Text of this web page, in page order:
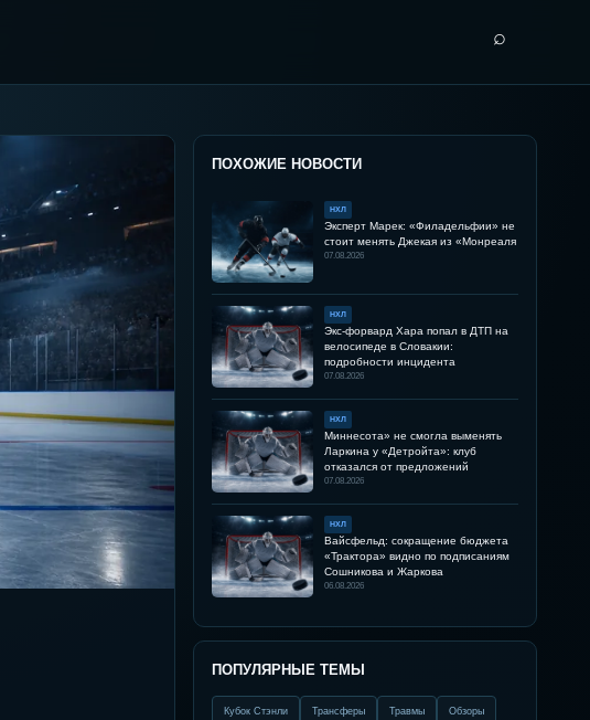
⌕
ПОХОЖИЕ НОВОСТИ
НХЛ
Эксперт Марек: «Филадельфии» не
стоит менять Джекая из «Монреаля
07.08.2026
НХЛ
Экс-форвард Хара попал в ДТП на
велосипеде в Словакии:
подробности инцидента
07.08.2026
НХЛ
Миннесота» не смогла выменять
Ларкина у «Детройта»: клуб
отказался от предложений
07.08.2026
НХЛ
Вайсфельд: сокращение бюджета
«Трактора» видно по подписаниям
Сошникова и Жаркова
06.08.2026
ПОПУЛЯРНЫЕ ТЕМЫ
Кубок Стэнли Трансферы Травмы Обзоры